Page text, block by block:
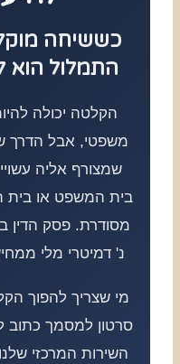
כששיחה
התמלול הוא
הקלטה יכולה
משפטי, אבל הדרך
שמצורף אליה
בית המשפט או בית
מסודרת. פסק הדין
נ' דמיטרי מלי
מי שצריך להפוך
סרטון למסמך כתוב
השירות המרכזי